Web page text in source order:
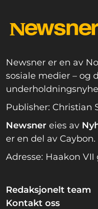
Newsner er en av
sosiale medier – og
Publisher: Christian
Newsner eies av
er en del av Caybon.
Adresse: Haakon VII
Redaksjonelt team
Kontakt oss